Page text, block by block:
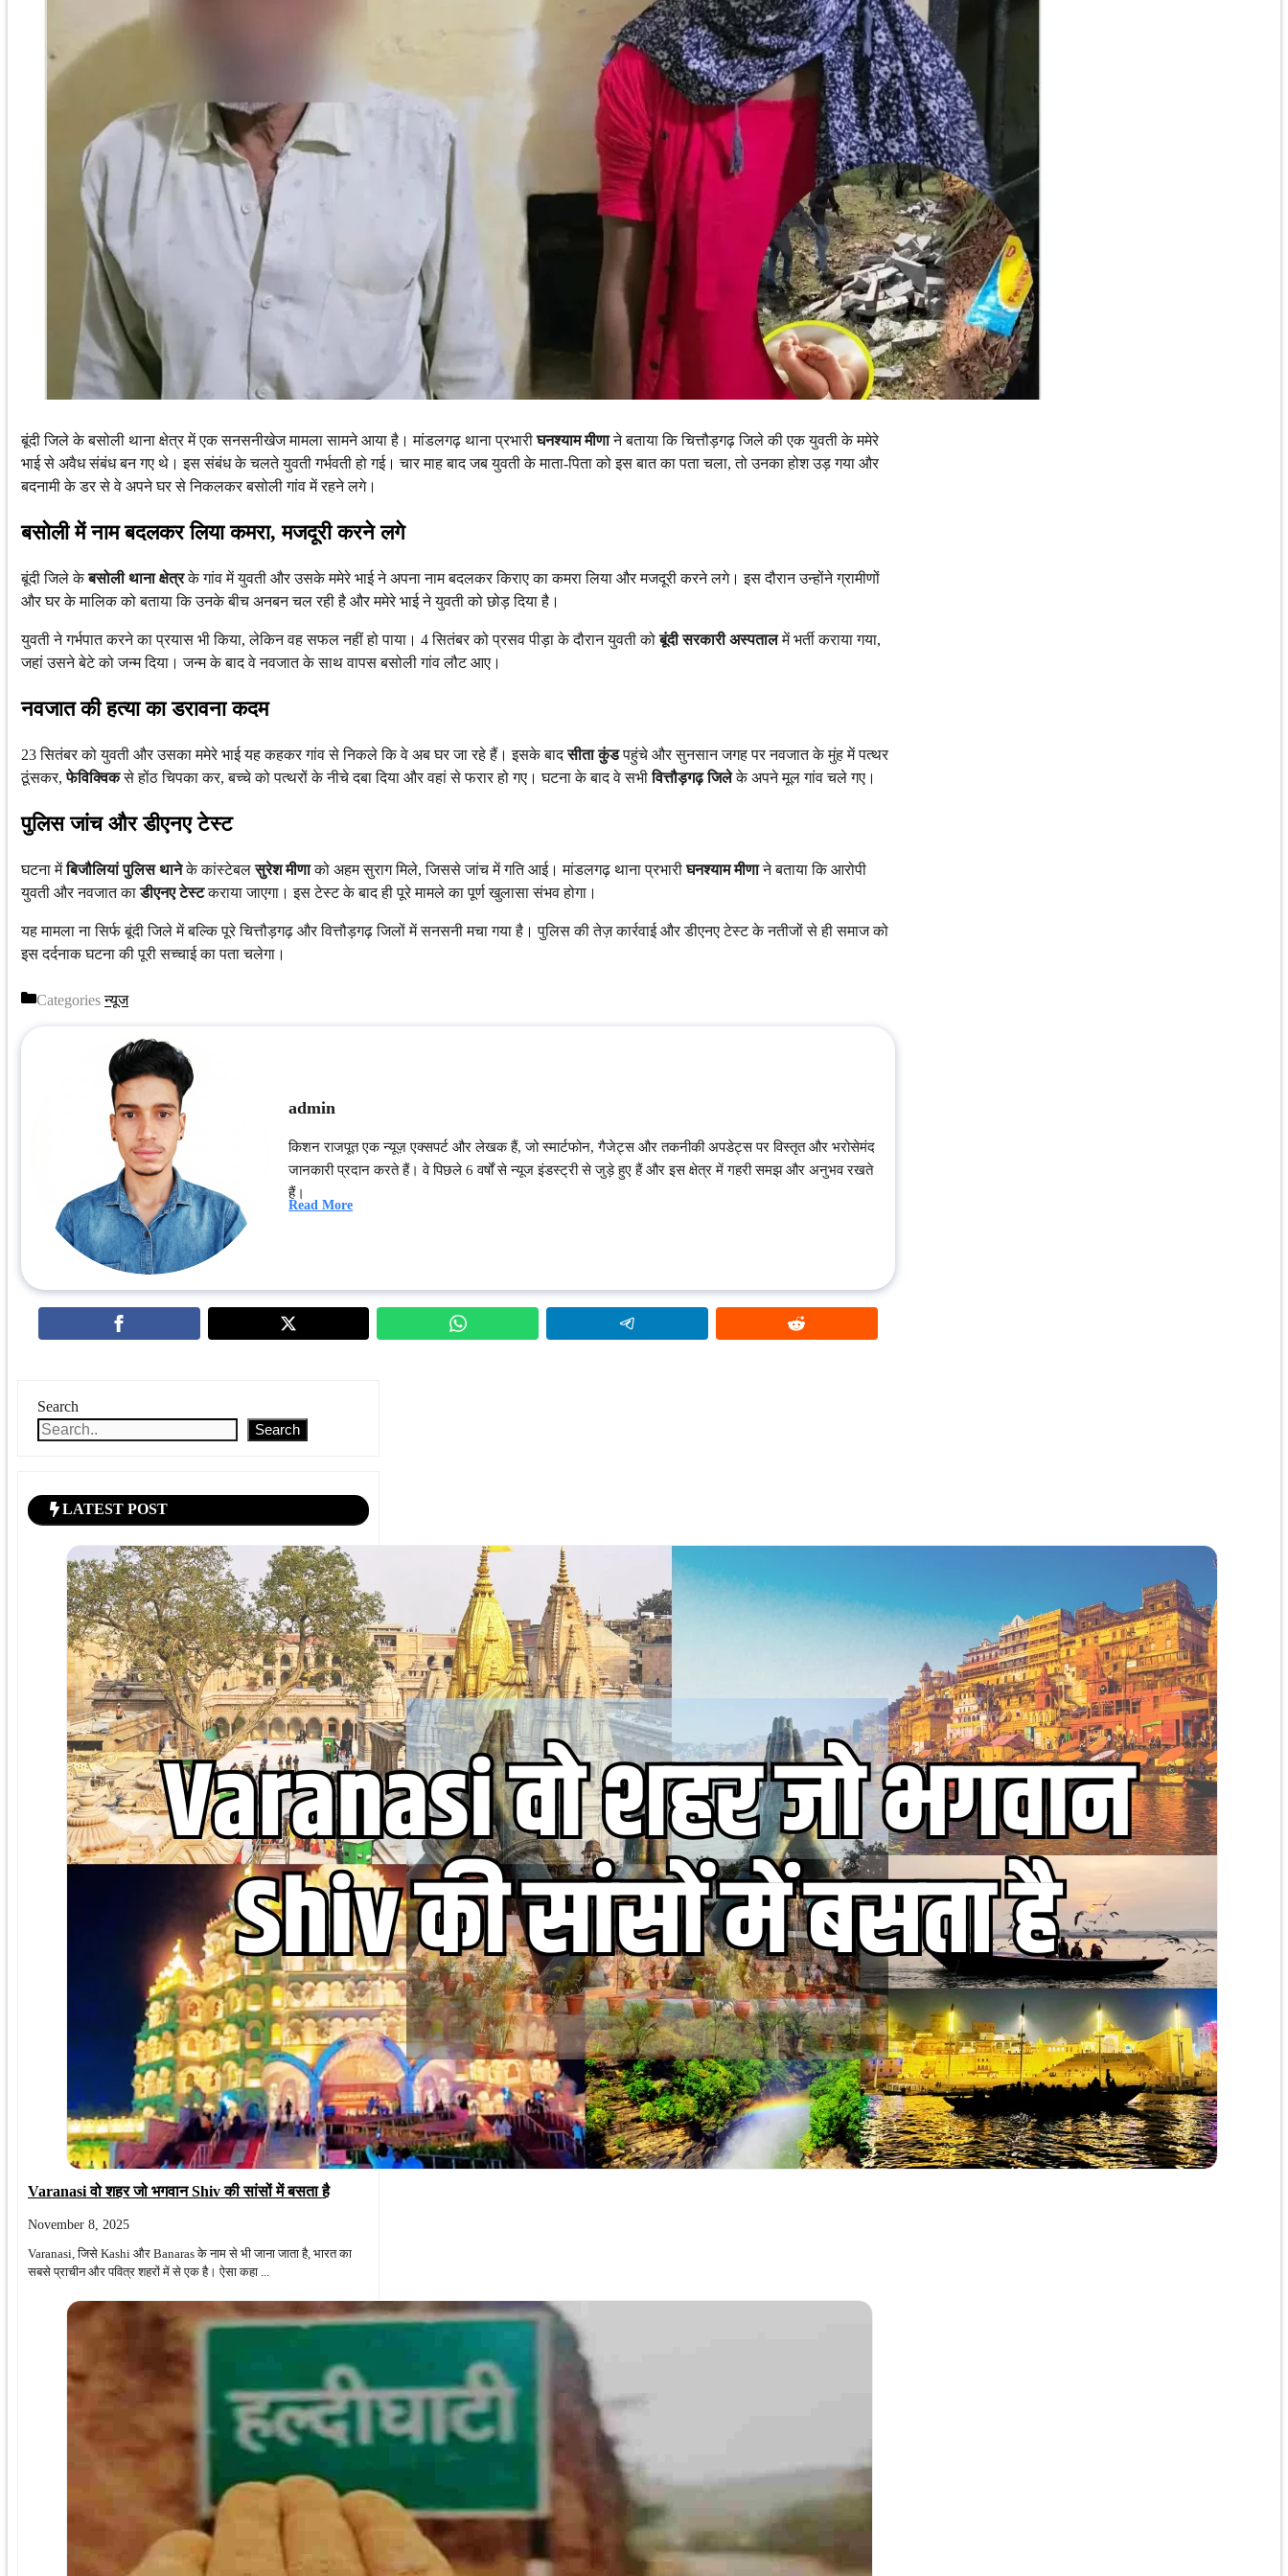
बूंदी जिले के बसोली थाना क्षेत्र में एक सनसनीखेज मामला सामने आया है। मांडलगढ़ थाना प्रभारीघनश्याम मीणाने बताया कि चित्तौड़गढ़ जिले की एक युवती के ममेरे
भाई से अवैध संबंध बन गए थे। इस संबंध के चलते युवती गर्भवती हो गई। चार माह बाद जब युवती के माता-पिता को इस बात का पता चला, तो उनका होश उड़ गया और
बदनामी के डर से वे अपने घर से निकलकर बसोली गांव में रहने लगे।
बसोली में नाम बदलकर लिया कमरा, मजदूरी करने लगे
बूंदी जिले केबसोली थाना क्षेत्रके गांव में युवती और उसके ममेरे भाई ने अपना नाम बदलकर किराए का कमरा लिया और मजदूरी करने लगे। इस दौरान उन्होंने ग्रामीणों
और घर के मालिक को बताया कि उनके बीच अनबन चल रही है और ममेरे भाई ने युवती को छोड़ दिया है।
युवती ने गर्भपात करने का प्रयास भी किया, लेकिन वह सफल नहीं हो पाया। 4 सितंबर को प्रसव पीड़ा के दौरान युवती कोबूंदी सरकारी अस्पतालमें भर्ती कराया गया,
जहां उसने बेटे को जन्म दिया। जन्म के बाद वे नवजात के साथ वापस बसोली गांव लौट आए।
नवजात की हत्या का डरावना कदम
23 सितंबर को युवती और उसका ममेरे भाई यह कहकर गांव से निकले कि वे अब घर जा रहे हैं। इसके बादसीता कुंडपहुंचे और सुनसान जगह पर नवजात के मुंह में पत्थर
ठूंसकर,फेविक्विकसे होंठ चिपका कर, बच्चे को पत्थरों के नीचे दबा दिया और वहां से फरार हो गए। घटना के बाद वे सभीवित्तौड़गढ़ जिलेके अपने मूल गांव चले गए।
पुलिस जांच और डीएनए टेस्ट
घटना मेंबिजौलियां पुलिस थानेके कांस्टेबलसुरेश मीणाको अहम सुराग मिले, जिससे जांच में गति आई। मांडलगढ़ थाना प्रभारीघनश्याम मीणाने बताया कि आरोपी
युवती और नवजात काडीएनए टेस्टकराया जाएगा। इस टेस्ट के बाद ही पूरे मामले का पूर्ण खुलासा संभव होगा।
यह मामला ना सिर्फ बूंदी जिले में बल्कि पूरे चित्तौड़गढ़ और वित्तौड़गढ़ जिलों में सनसनी मचा गया है। पुलिस की तेज़ कार्रवाई और डीएनए टेस्ट के नतीजों से ही समाज को
इस दर्दनाक घटना की पूरी सच्चाई का पता चलेगा।
Categoriesन्यूज
admin
किशन राजपूत एक न्यूज़ एक्सपर्ट और लेखक हैं, जो स्मार्टफोन, गैजेट्स और तकनीकी अपडेट्स पर विस्तृत और भरोसेमंद
जानकारी प्रदान करते हैं। वे पिछले 6 वर्षों से न्यूज इंडस्ट्री से जुड़े हुए हैं और इस क्षेत्र में गहरी समझ और अनुभव रखते
हैं।
Read More
Search
Search
LATEST POST
Varanasi वो शहर जो भगवान Shiv की सांसों में बसता है
November 8, 2025
Varanasi, जिसे Kashi और Banaras के नाम से भी जाना जाता है, भारत का
सबसे प्राचीन और पवित्र शहरों में से एक है। ऐसा कहा ...